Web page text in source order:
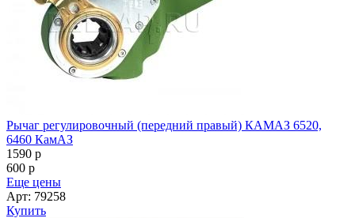
Рычаг регулировочный (передний правый) КАМАЗ 6520,
6460 КамАЗ
1590 p
600 p
Еще цены
Арт: 79258
Купить